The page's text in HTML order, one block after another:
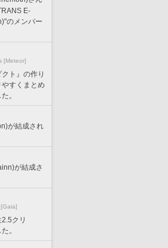
E-
のメンバー
[Meteor]
クト』の作り
すくまとめ
。
が結成され
が結成さ
2.5クリ
。